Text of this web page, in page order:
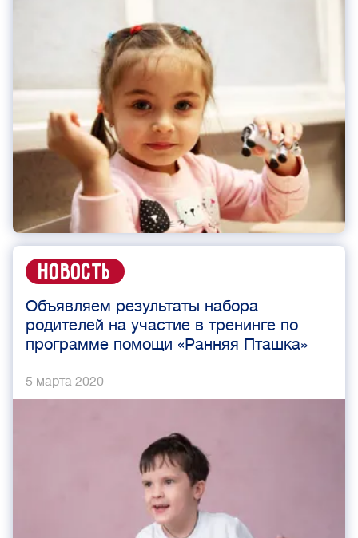
Новость
Объявляем результаты набора
родителей на участие в тренинге по
программе помощи «Ранняя Пташка»
5 марта 2020